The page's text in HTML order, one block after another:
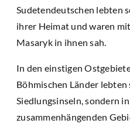
Sudetendeutschen lebten
ihrer Heimat und waren
Masaryk in ihnen sah.
In den einstigen
Böhmischen Länder
Siedlungsinseln, sondern
zusammenhängenden